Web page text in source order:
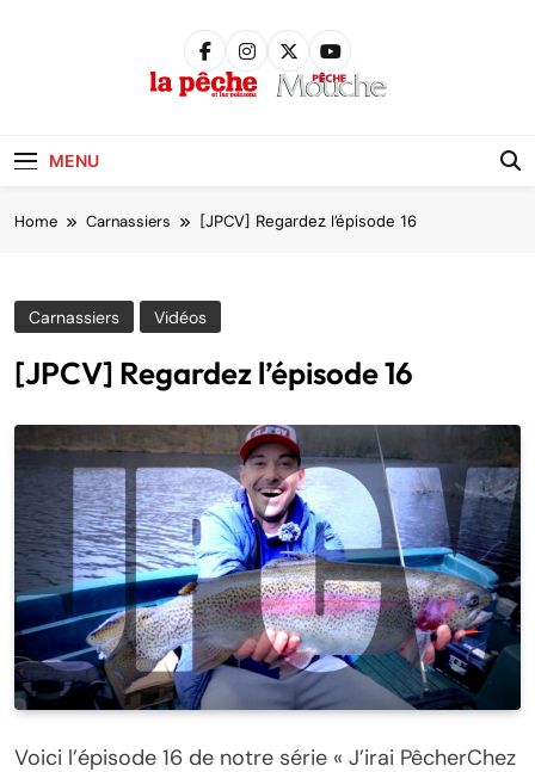
MENU
Home Carnassiers [JPCV] Regardez l’épisode 16
Carnassiers Vidéos
[JPCV] Regardez l’épisode 16
Voici l’épisode 16 de notre série « J’irai PêcherChez